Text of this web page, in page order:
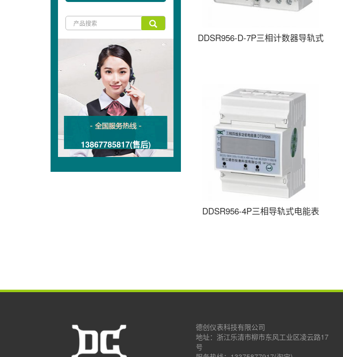
DDSR956-D-7P三相计数器导轨式
DDSR956-4P三相导轨式电能表
13867785817(售后)
德创仪表科技有限公司
地址：浙江乐清市柳市东风工业区凌云路17
号